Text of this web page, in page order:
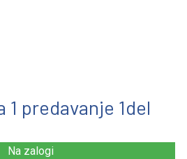
1 predavanje 1del
Na zalogi